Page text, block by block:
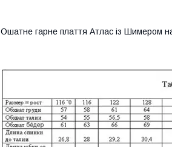
Ошатне гарне плаття Атлас із Шимером